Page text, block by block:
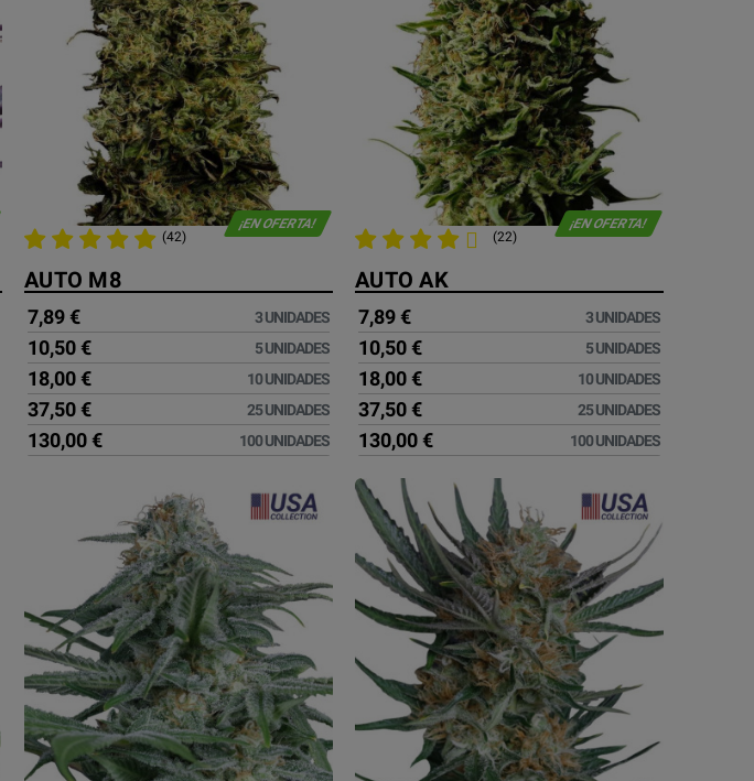
¡EN OFERTA!
(42)
AUTO M8
7,89 € 3 UNIDADES
10,50 € 5 UNIDADES
18,00 € 10 UNIDADES
37,50 € 25 UNIDADES
130,00 € 100 UNIDADES
¡EN OFERTA!
(22)
AUTO AK
7,89 € 3 UNIDADES
10,50 € 5 UNIDADES
18,00 € 10 UNIDADES
37,50 € 25 UNIDADES
130,00 € 100 UNIDADES